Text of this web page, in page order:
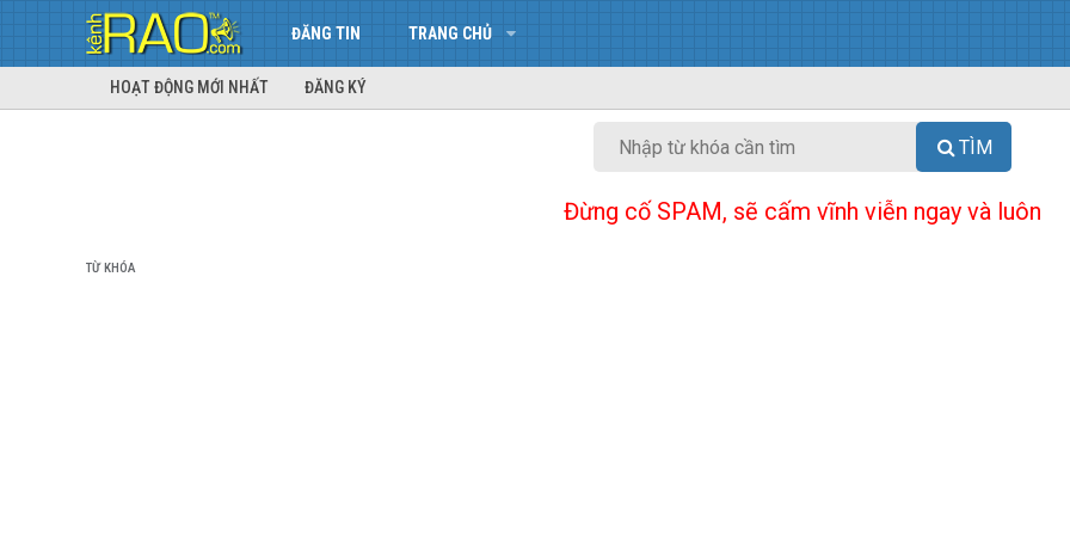
ĐĂNG TIN TRANG CHỦ
HOẠT ĐỘNG MỚI NHẤT ĐĂNG KÝ
TÌM
Đừng cố SPAM, sẽ cấm vĩnh viễn ngay và luôn
TỪ KHÓA